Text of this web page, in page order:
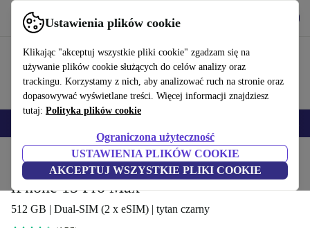
Ustawienia plików cookie
Klikając "akceptuj wszystkie pliki cookie" zgadzam się na
używanie plików cookie służących do celów analizy oraz
trackingu. Korzystamy z nich, aby analizować ruch na stronie oraz
dopasowywać wyświetlane treści. Więcej informacji znajdziesz
tutaj: Polityka plików cookie
Ograniczona użyteczność
USTAWIENIA PLIKÓW COOKIE
AKCEPTUJ WSZYSTKIE PLIKI COOKIE
Korzystaj z refurbed szybko i łatwo
Produkty Telefony i smartfony iPhony
iPhone 15 Pro Max
512 GB | Dual-SIM (2 x eSIM) | tytan czarny